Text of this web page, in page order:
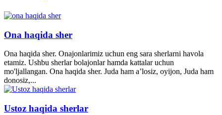
Ona haqida sher
Ona haqida sher. Onajonlarimiz uchun eng sara sherlarni havola
etamiz. Ushbu sherlar bolajonlar hamda kattalar uchun
mo'ljallangan. Ona haqida sher. Juda ham a’losiz, oyijon, Juda ham
donosiz,...
Ustoz haqida sherlar